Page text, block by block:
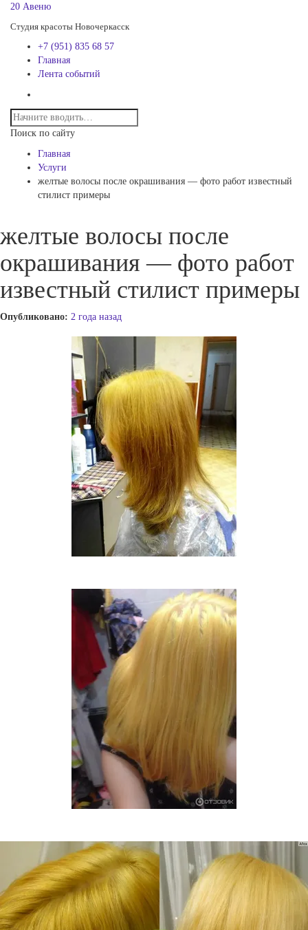
20 Авеню
Студия красоты Новочеркасск
+7 (951) 835 68 57
Главная
Лента событий
Поиск по сайту
Главная
Услуги
желтые волосы после окрашивания — фото работ известный
стилист примеры
желтые волосы после
окрашивания — фото работ
известный стилист примеры
Опубликовано: 2 года назад